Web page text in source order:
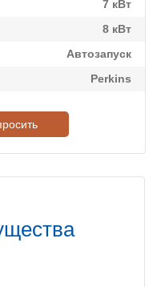
7 кВт
8 кВт
Автозапуск
Perkins